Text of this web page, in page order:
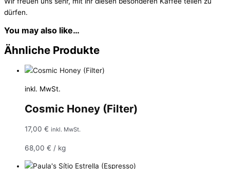
dürfen.
You may also like…
Ähnliche Produkte
inkl. MwSt.
Cosmic Honey (Filter)
17,00 € inkl. MwSt.
68,00 € / kg